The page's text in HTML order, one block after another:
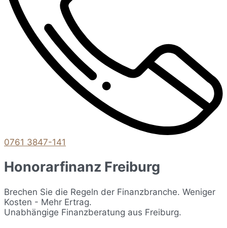
0761 3847-141
Honorarfinanz Freiburg
Brechen Sie die Regeln der Finanzbranche. Weniger
Kosten - Mehr Ertrag.
Unabhängige Finanzberatung aus Freiburg.